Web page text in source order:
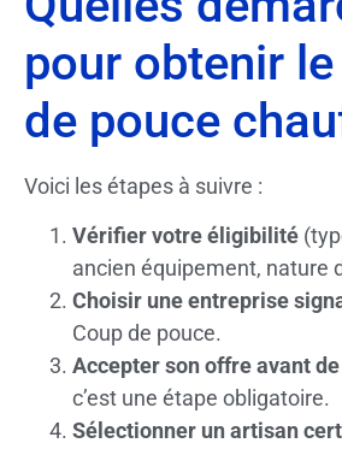
pour obtenir
de pouce
Voici les étapes à suivre :
Vérifier votre éligibilité
ancien équipement, nature
Choisir une entreprise
Coup de pouce.
Accepter son offre avant
c’est une étape obligatoire.
Sélectionner un artisan